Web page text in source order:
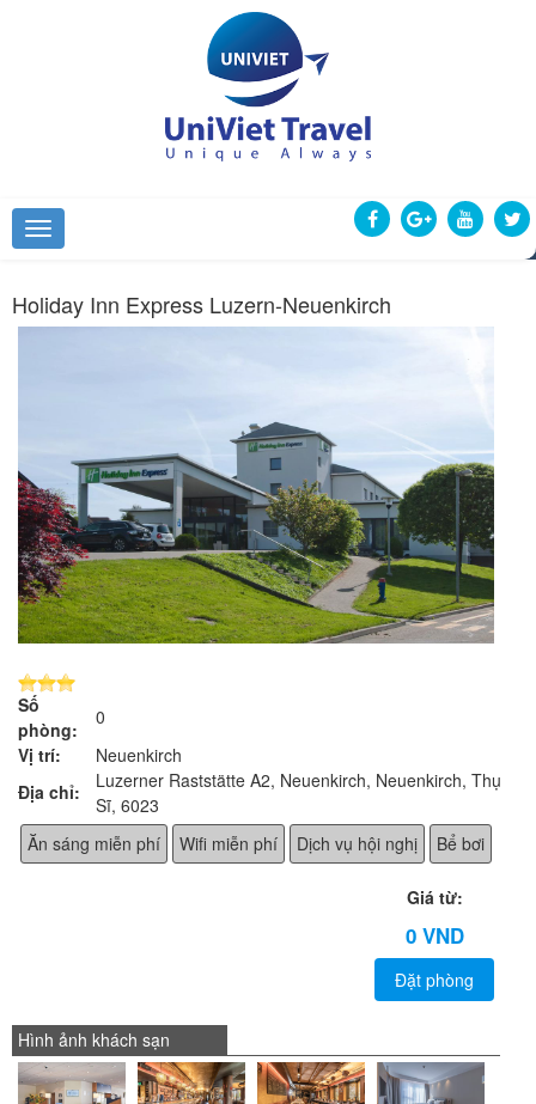
Holiday Inn Express Luzern-Neuenkirch
Số
phòng:
0
Vị trí:
Neuenkirch
Địa chỉ:
Luzerner Raststätte A2, Neuenkirch, Neuenkirch, Thụy
Sĩ, 6023
Ăn sáng miễn phí
Wifi miễn phí Dịch vụ hội nghị Bể bơi
Giá từ:
0 VND
Đặt phòng
Hình ảnh khách sạn